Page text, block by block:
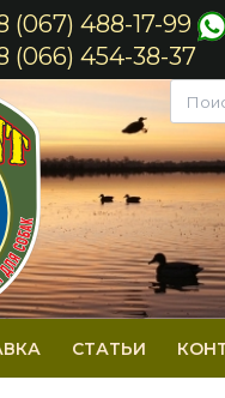
(067) 488-17-99
(066) 454-38-37
СТАТЬИ